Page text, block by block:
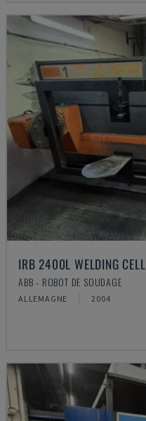
IRB 2400L WELDING CELL
ABB - ROBOT DE SOUDAGE
ALLEMAGNE 2004